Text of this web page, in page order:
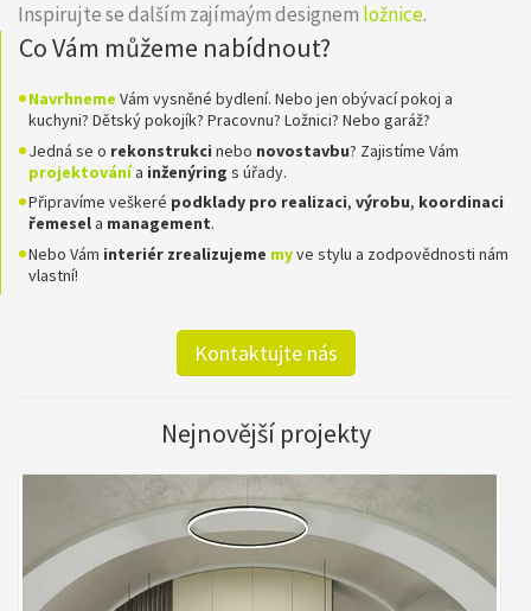
Inspirujte se dalším zajímaým designem ložnice.
Co Vám můžeme nabídnout?
Navrhneme Vám vysněné bydlení. Nebo jen obývací pokoj a
kuchyni? Dětský pokojík? Pracovnu? Ložnici? Nebo garáž?
Jedná se o rekonstrukci nebo novostavbu? Zajistíme Vám
projektovánía inženýring s úřady.
Připravíme veškeré podklady pro realizaci, výrobu, koordinaci
řemesela management.
Nebo Vám interiér zrealizujeme myve stylu a zodpovědnosti nám
vlastní!
Kontaktujte nás
Nejnovější projekty